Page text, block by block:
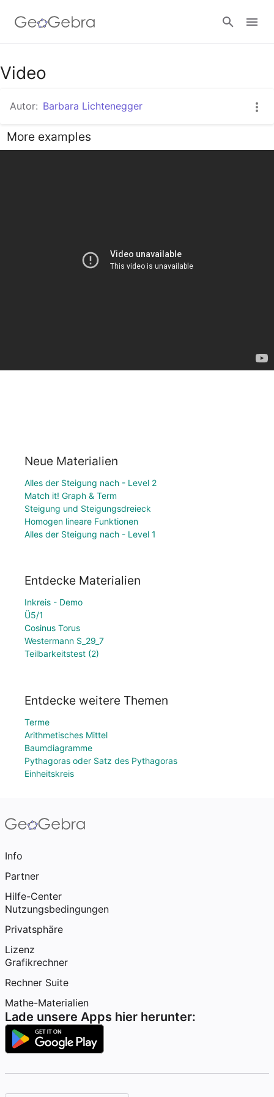
Video
Autor: Barbara Lichtenegger
More examples
Neue Materialien
Alles der Steigung nach - Level 2
Match it! Graph & Term
Steigung und Steigungsdreieck
Homogen lineare Funktionen
Alles der Steigung nach - Level 1
Entdecke Materialien
Inkreis - Demo
Ü5/1
Cosinus Torus
Westermann S_29_7
Teilbarkeitstest (2)
Entdecke weitere Themen
Terme
Arithmetisches Mittel
Baumdiagramme
Pythagoras oder Satz des Pythagoras
Einheitskreis
Info
Partner
Hilfe-Center
Nutzungsbedingungen
Privatsphäre
Lizenz
Grafikrechner
Rechner Suite
Mathe-Materialien
Lade unsere Apps hier herunter: